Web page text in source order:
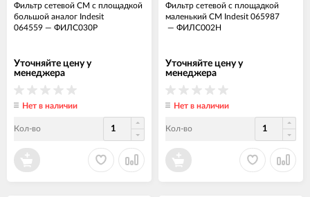
Фильтр сетевой СМ с площадкой
большой аналог Indesit
064559 — ФИЛС030Р
Уточняйте цену у
менеджера
Нет в наличии
Кол-во
Фильтр сетевой с площадкой
маленький СМ Indesit 065987
— ФИЛС002Н
Уточняйте цену у
менеджера
Нет в наличии
Кол-во